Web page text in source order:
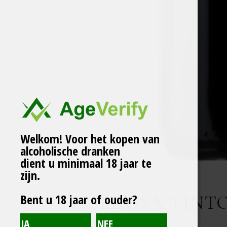
SEDOSA
Welkom! Voor het kopen van
alcoholische dranken
dient u minimaal 18 jaar te
zijn.
Bent u 18 jaar of ouder?